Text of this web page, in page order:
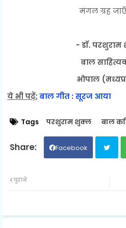
मंगल ग्रह
- डॉ.
बाल
भोपाल
ये भी पढ़ें; बाल गीत : सूरज आया
Tags परशुराम शुक्ल बाल
Facebook
पुराने